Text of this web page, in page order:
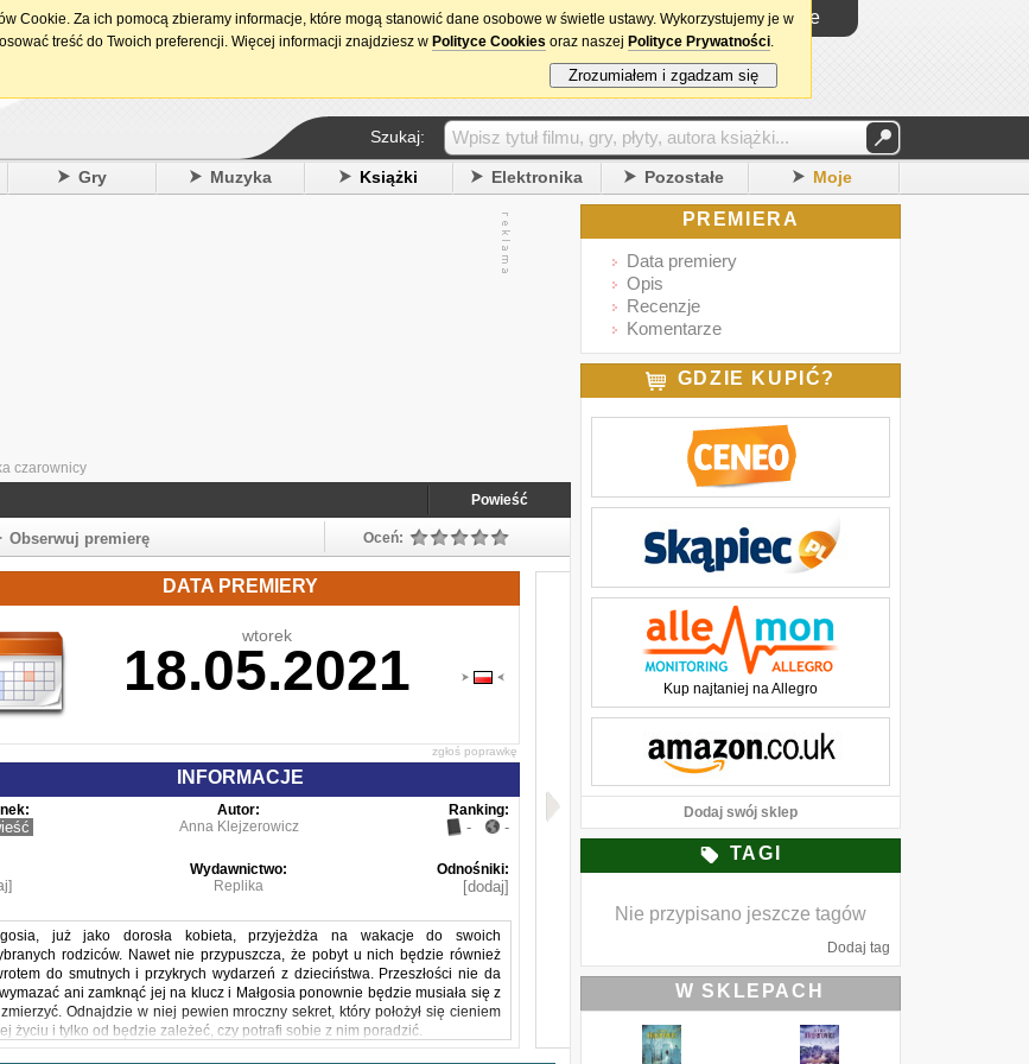
15. urodziny DataPremiery.pl Logowanie
Szukaj:
Gry Muzyka Książki Elektronika Pozostałe Moje
czarownicy
Powieść
Obserwuj premierę Oceń:
DATA PREMIERY
wtorek
18.05.2021
zgłoś poprawkę
INFORMACJE
Autor:
Anna Klejzerowicz
Ranking:
- -
Wydawnictwo:
Replika
Odnośniki:
[dodaj]
już jako dorosła kobieta, przyjeżdża na wakacje do swoich
rodziców. Nawet nie przypuszcza, że pobyt u nich będzie również
do smutnych i przykrych wydarzeń z dzieciństwa. Przeszłości nie da
ani zamknąć jej na klucz i Małgosia ponownie będzie musiała się z
Odnajdzie w niej pewien mroczny sekret, który położył się cieniem
życiu i tylko od będzie zależeć, czy potrafi sobie z nim poradzić.
wciągająca i czarująca od pierwszej strony. Mamy morderstwo,
PREMIERA
Data premiery
Opis
Recenzje
Komentarze
GDZIE KUPIĆ?
Kup najtaniej na Allegro
Dodaj swój sklep
TAGI
Nie przypisano jeszcze tagów
Dodaj tag
W SKLEPACH
Cookie. Za ich pomocą zbieramy informacje, które mogą stanowić dane osobowe w świetle ustawy. Wykorzystujemy je w
treść do Twoich preferencji. Więcej informacji znajdziesz w Polityce Cookies oraz naszej Polityce Prywatności.
Zrozumiałem i zgadzam się